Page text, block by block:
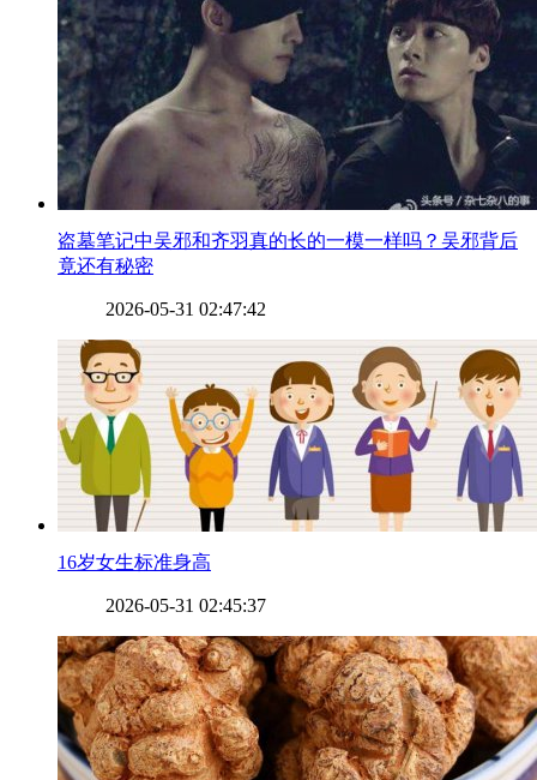
​盗墓笔记中吴邪和齐羽真的长的一模一样吗？吴邪背后
竟还有秘密
2026-05-31 02:47:42
​16岁女生标准身高
2026-05-31 02:45:37